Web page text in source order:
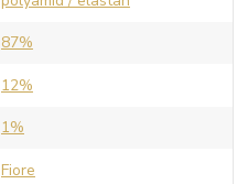
87%
12%
1%
Fiore